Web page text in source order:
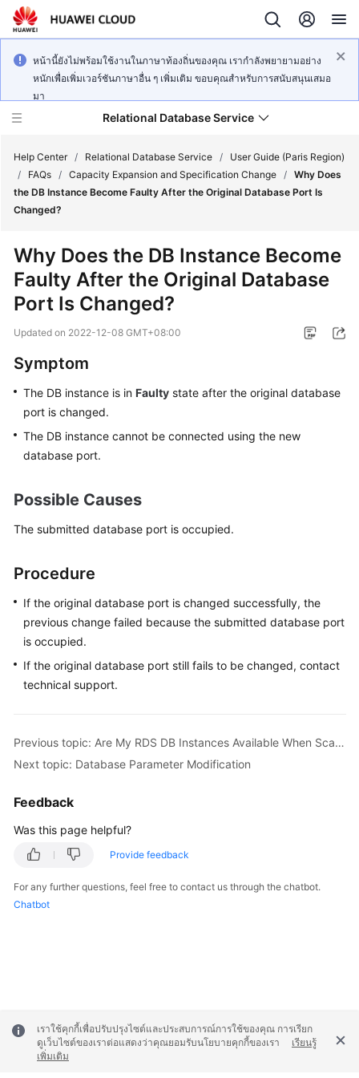
หน้านี้ยังไม่พร้อมใช้งานในภาษาท้องถิ่นของคุณ เรากำลังพยายามอย่าง
หนักเพื่อเพิ่มเวอร์ชันภาษาอื่น ๆ เพิ่มเติม ขอบคุณสำหรับการสนับสนุนเสมอ
มา
Relational Database Service
Service
Overview
Billing
Getting
Started
Kernels
User
Guide
Practices
Paper
Reference
SDK
Reference
Troubleshooting
Videos
Glossary
Documents
Shared
Responsibilities
Help Center / Relational Database Service /
User Guide (Paris Region)
/
FAQs / Capacity Expansion and Specification Change / Why Does
the DB Instance Become Faulty After the Original Database Port Is
Changed?
Why Does the DB Instance Become
Faulty After the Original Database
Port Is Changed?
Updated on 2022-12-08 GMT+08:00
Symptom
The DB instance is in Faulty state after the original database
port is changed.
The DB instance cannot be connected using the new
database port.
Possible Causes
The submitted database port is occupied.
Procedure
If the original database port is changed successfully, the
previous change failed because the submitted database port
is occupied.
If the original database port still fails to be changed, contact
technical support.
Previous topic: Are My RDS DB Instances Available When Scaling?
Next topic: Database Parameter Modification
Feedback
Was this page helpful?
Provide feedback
For any further questions, feel free to contact us through the chatbot.
Chatbot
เราใช้คุกกี้เพื่อปรับปรุงไซต์และประสบการณ์การใช้ของคุณ การเรียก
ดูเว็บไซต์ของเราต่อแสดงว่าคุณยอมรับนโยบายคุกกี้ของเรา
เรียนรู้
เพิ่มเติม